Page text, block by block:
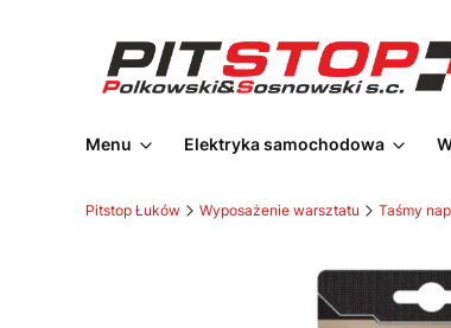
Menu Elektryka samochodowa
Pitstop Łuków Wyposażenie warsztatu Taśmy